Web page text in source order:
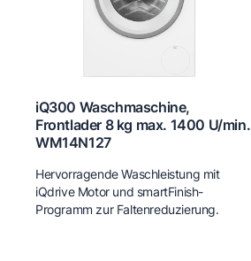
iQ300 Waschmaschine,
Frontlader 8 kg max. 1400 U/min.
WM14N127
Hervorragende Waschleistung mit
iQdrive Motor und smartFinish-
Programm zur Faltenreduzierung.